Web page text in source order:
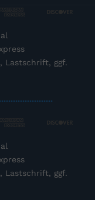
Lastschrift, ggf.
Lastschrift, ggf.